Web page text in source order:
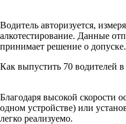
Водитель авторизуется,
алкотестирование. Данные
принимает решение о допуске.
Как выпустить 70 водителей в
Благодаря высокой скорости
одном устройстве) или
легко реализуемо.